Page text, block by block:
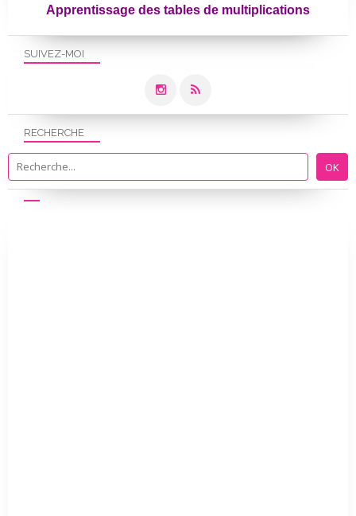
SUIVEZ-MOI
RECHERCHE
Apprentissage des tables de multiplications